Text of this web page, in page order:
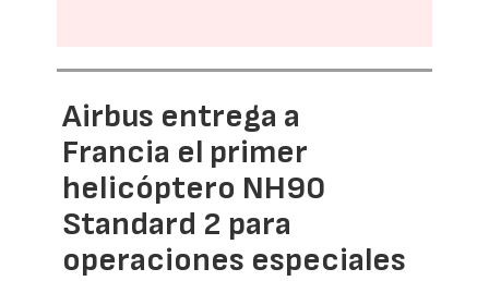
Airbus entrega a
Francia el primer
helicóptero NH90
Standard 2 para
operaciones especiales